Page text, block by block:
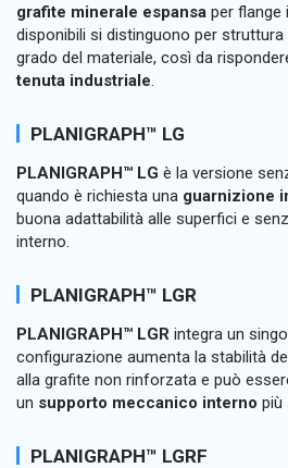
grafite minerale espansa per flange
disponibili si distinguono per
grado del materiale, così da
tenuta industriale.
PLANIGRAPH™ LG
PLANIGRAPH™ LG è la versione
quando è richiesta una guarnizione
buona adattabilità alle superfici e
interno.
PLANIGRAPH™ LGR
PLANIGRAPH™ LGR integra un
configurazione aumenta la stabilità
alla grafite non rinforzata e può
un supporto meccanico interno più
PLANIGRAPH™ LGRF